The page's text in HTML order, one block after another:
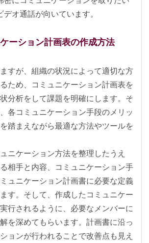
オ通話が向いています。
ーション計画表の作成方法
すが、組織の状況によって適切な方
ため、コミュニケーション計画表を
分析をして課題を明確にします。そ
各コミュニケーション手段のメリッ
踏まえながら最適な方法やツールを
ニケーション方法を整理したうえ
相手と内容、コミュニケーション手
ュニケーション計画書に必要な定義
す。そして、作成したコミュニケー
行されるように、必要なメンバーに
を深めてもらいます。計画書に沿っ
ョンが行われることで改善点も見え